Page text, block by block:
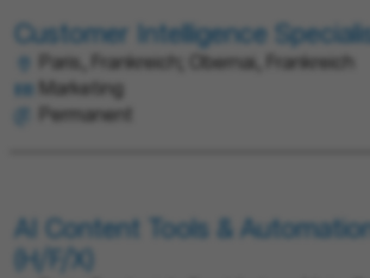
Customer Intelligence
Paris, Frankreich; Obernai, Frankreich
Marketing
Permanent
AI Content Tools &
(H/F/X)